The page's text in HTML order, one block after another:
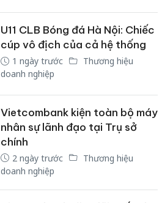
U11 CLB Bóng đá Hà Nội: Chiếc
cúp vô địch của cả hệ thống
1 ngày trước
Thương hiệu
doanh nghiệp
Vietcombank kiện toàn bộ máy
nhân sự lãnh đạo tại Trụ sở
chính
2 ngày trước
Thương hiệu
doanh nghiệp